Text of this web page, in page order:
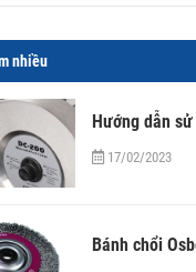
nhiều
Hướng dẫn
17/02/2023
Bánh chổi